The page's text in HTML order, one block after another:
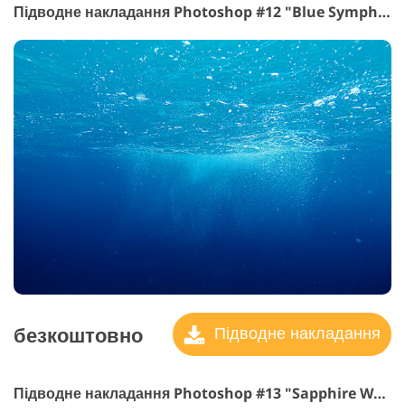
Підводне накладання Photoshop #12 "Blue Symphony"
безкоштовно Підводне накладання
Підводне накладання Photoshop #13 "Sapphire Waters"